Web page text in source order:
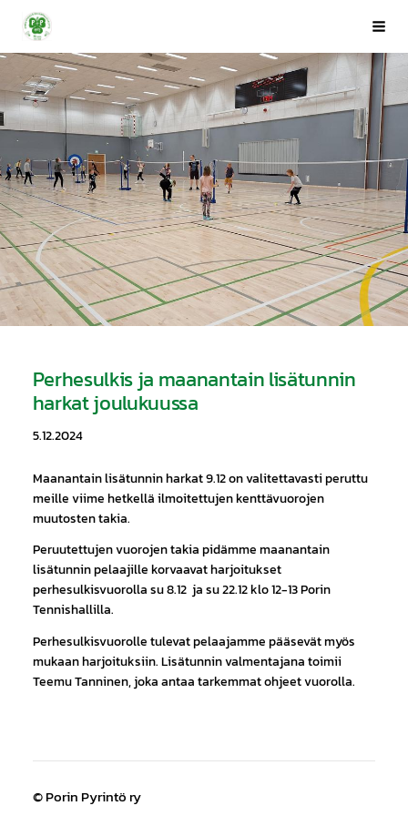
Siirry
sivun
sisältöön
Porin Pyrintö ry
Perhesulkis ja maanantain lisätunnin
harkat joulukuussa
5.12.2024
Maanantain lisätunnin harkat 9.12 on valitettavasti peruttu
meille viime hetkellä ilmoitettujen kenttävuorojen
muutosten takia.
Peruutettujen vuorojen takia pidämme maanantain
lisätunnin pelaajille korvaavat harjoitukset
perhesulkisvuorolla su 8.12 ja su 22.12 klo 12-13 Porin
Tennishallilla.
Perhesulkisvuorolle tulevat pelaajamme pääsevät myös
mukaan harjoituksiin. Lisätunnin valmentajana toimii
Teemu Tanninen, joka antaa tarkemmat ohjeet vuorolla.
©Porin Pyrintö ry